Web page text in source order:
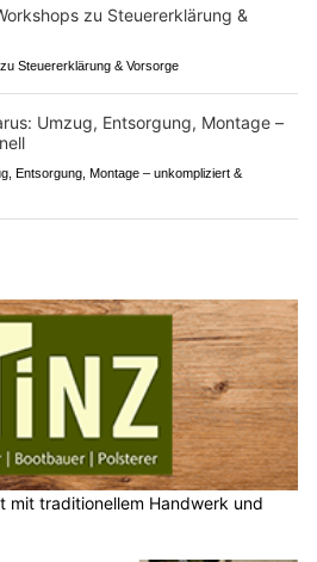
Steuererklärung & Vorsorge
Entsorgung, Montage – unkompliziert &
mit traditionellem Handwerk und